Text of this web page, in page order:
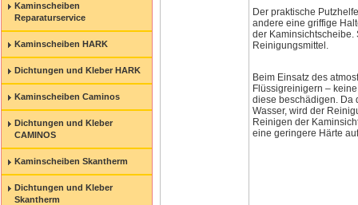
Kaminscheiben
Reparaturservice
Kaminscheiben HARK
Dichtungen und Kleber HARK
Kaminscheiben Caminos
Dichtungen und Kleber
CAMINOS
Kaminscheiben Skantherm
Dichtungen und Kleber
Skantherm
Der praktische
andere eine griffige
der Kaminsichtscheibe.
Reinigungsmittel.
Beim Einsatz des
Flüssigreinigern –
diese beschädigen. Da
Wasser, wird der
Reinigen der
eine geringere Härte